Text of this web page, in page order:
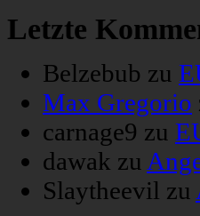
Letzte
Belzebub zu
Max Gregorio
carnage9 zu
dawak zu
Slaytheevil zu